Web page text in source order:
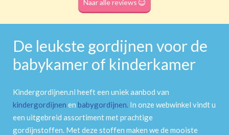
Naar alle reviews
De leukste gordijnen voor de
babykamer of kinderkamer
Kindergordijnen.nl heeft een uniek aanbod van
kindergordijnen en babygordijnen. In onze webwinkel vindt u
een uitgebreid assortiment met prachtige
gordijnstoffen. Met deze stoffen maken we de mooiste